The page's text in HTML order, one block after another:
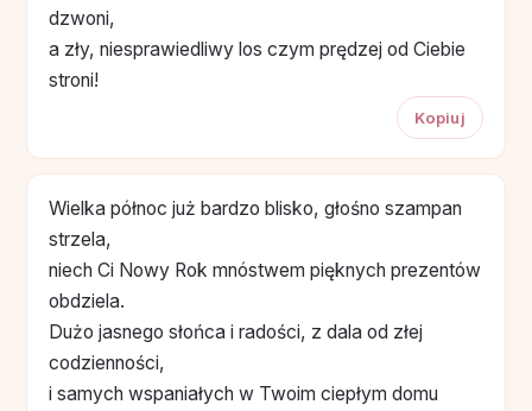
dzwoni,
a zły, niesprawiedliwy los czym prędzej od Ciebie
stroni!
Kopiuj
Wielka północ już bardzo blisko, głośno szampan
strzela,
niech Ci Nowy Rok mnóstwem pięknych prezentów
obdziela.
Dużo jasnego słońca i radości, z dala od złej
codzienności,
i samych wspaniałych w Twoim ciepłym domu